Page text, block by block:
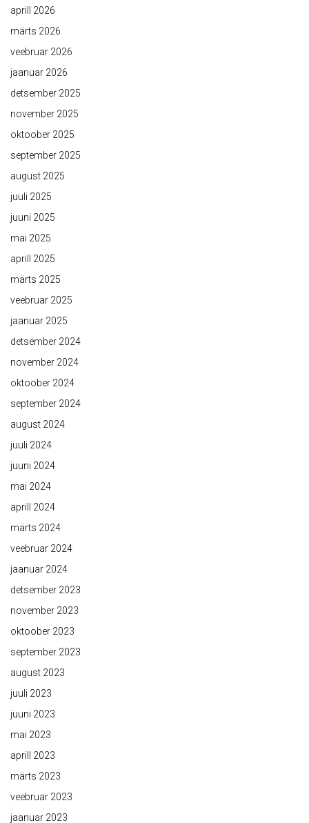
aprill 2026
märts 2026
veebruar 2026
jaanuar 2026
detsember 2025
november 2025
oktoober 2025
september 2025
august 2025
juuli 2025
juuni 2025
mai 2025
aprill 2025
märts 2025
veebruar 2025
jaanuar 2025
detsember 2024
november 2024
oktoober 2024
september 2024
august 2024
juuli 2024
juuni 2024
mai 2024
aprill 2024
märts 2024
veebruar 2024
jaanuar 2024
detsember 2023
november 2023
oktoober 2023
september 2023
august 2023
juuli 2023
juuni 2023
mai 2023
aprill 2023
märts 2023
veebruar 2023
jaanuar 2023